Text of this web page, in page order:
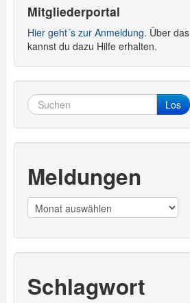
Mitgliederportal
Hier geht´s zur Anmeldung. Über das
kannst du dazu Hilfe erhalten.
Los
Meldungen
Meldungen
Schlagwort